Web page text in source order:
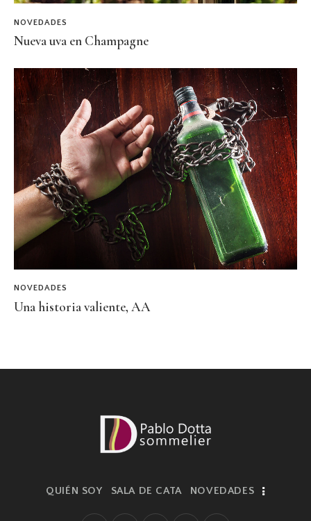
NOVEDADES
Nueva uva en Champagne
NOVEDADES
Una historia valiente, AA
QUIÉN SOY SALA DE CATA NOVEDADES